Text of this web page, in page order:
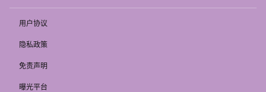
用户协议
隐私政策
免责声明
曝光平台